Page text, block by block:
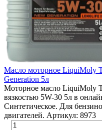
Масло моторное LiquiMoly
Generation 5л
Моторное масло LiquiMoly
вязкостью 5W-30 5л в
Синтетическое. Для
двигателей. Артикул: 8973